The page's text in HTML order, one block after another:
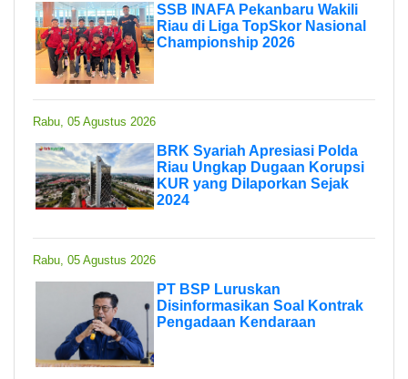
SSB INAFA Pekanbaru Wakili
Riau di Liga TopSkor Nasional
Championship 2026
Rabu, 05 Agustus 2026
BRK Syariah Apresiasi Polda
Riau Ungkap Dugaan Korupsi
KUR yang Dilaporkan Sejak
2024
Rabu, 05 Agustus 2026
PT BSP Luruskan
Disinformasikan Soal Kontrak
Pengadaan Kendaraan